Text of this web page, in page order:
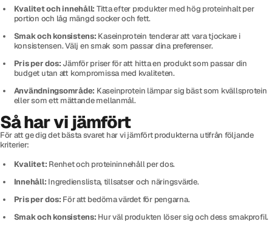
Kvalitet och innehåll: Titta efter produkter med hög proteinhalt per
portion och låg mängd socker och fett.
Smak och konsistens: Kaseinprotein tenderar att vara tjockare i
konsistensen. Välj en smak som passar dina preferenser.
Pris per dos: Jämför priser för att hitta en produkt som passar din
budget utan att kompromissa med kvaliteten.
Användningsområde: Kaseinprotein lämpar sig bäst som kvällsprotein
eller som ett mättande mellanmål.
Så har vi jämfört
För att ge dig det bästa svaret har vi jämfört produkterna utifrån följande
kriterier:
Kvalitet: Renhet och proteininnehåll per dos.
Innehåll: Ingredienslista, tillsatser och näringsvärde.
Pris per dos: För att bedöma värdet för pengarna.
Smak och konsistens: Hur väl produkten löser sig och dess smakprofil.